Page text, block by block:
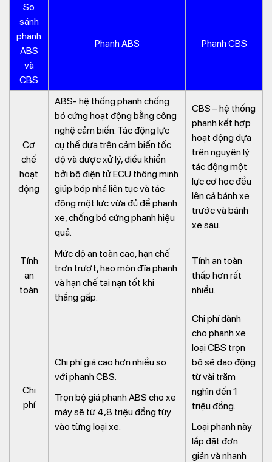
So
sánh
phanh
ABS
và
CBS
Phanh ABS Phanh CBS
Cơ
chế
hoạt
động
ABS- hệ thống phanh chống
bó cứng hoạt động bằng công
nghệ cảm biến. Tác động lực
cụ thể dựa trên cảm biến tốc
độ và được xử lý, điều khiển
bởi bộ điện tử ECU thông minh
giúp bóp nhả liên tục và tác
động một lực vừa đủ để phanh
xe, chống bó cứng phanh hiệu
quả.
CBS – hệ thống
phanh kết hợp
hoạt động dựa
trên nguyên lý
tác động một
lực cơ học đều
lên cả bánh xe
trước và bánh
xe sau.
Tính
an
toàn
Mức độ an toàn cao, hạn chế
trơn trượt, hao mòn đĩa phanh
và hạn chế tai nạn tốt khi
thắng gấp.
Tính an toàn
thấp hơn rất
nhiều.
Chi
phí
Chi phí giá cao hơn nhiều so
với phanh CBS.
Trọn bộ giá phanh ABS cho xe
máy sẽ từ 4,8 triệu đồng tùy
vào từng loại xe.
Chi phí dành
cho phanh xe
loại CBS trọn
bộ sẽ dao động
từ vài trăm
nghìn đến 1
triệu đồng.
Loại phanh này
lắp đặt đơn
giản và nhanh